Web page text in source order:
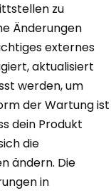
zu
Änderungen
externes
aktualisiert
werden, um
der Wartung ist
dein Produkt
die
ändern. Die
in